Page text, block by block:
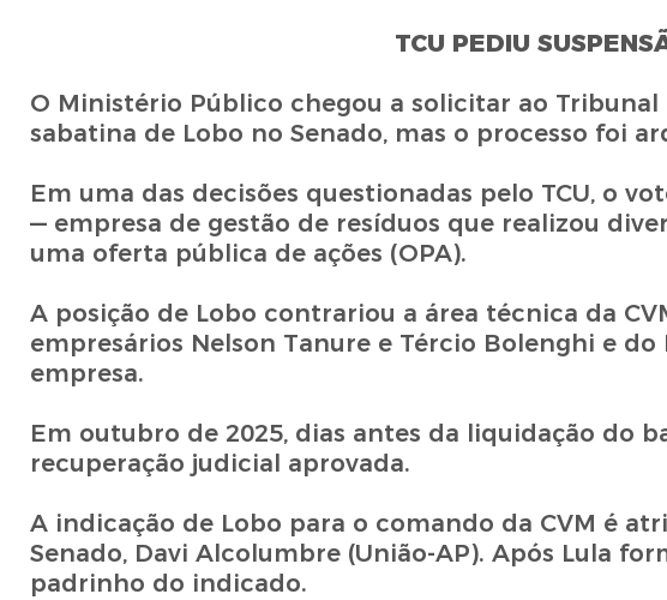
TCU PEDIU
O Ministério Público chegou a solicitar ao Tribunal
sabatina de Lobo no Senado, mas o processo foi
Em uma das decisões questionadas pelo TCU, o
— empresa de gestão de resíduos que realizou
uma oferta pública de ações (OPA).
A posição de Lobo contrariou a área técnica da
empresários Nelson Tanure e Tércio Bolenghi e
empresa.
Em outubro de 2025, dias antes da liquidação do
recuperação judicial aprovada.
A indicação de Lobo para o comando da CVM é
Senado, Davi Alcolumbre (União-AP). Após Lula
padrinho do indicado.